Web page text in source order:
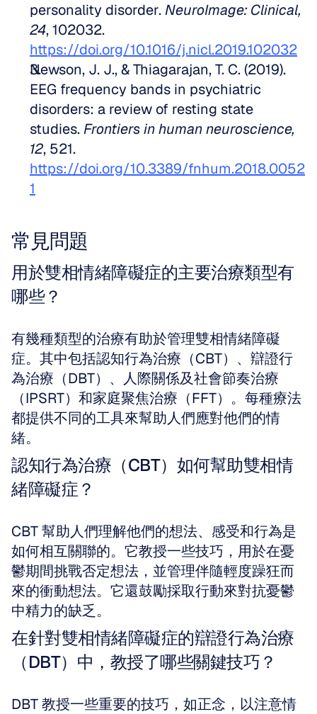
personality disorder. NeuroImage: Clinical,
24
https://doi.org/10.1016/j.nicl.2019.102032
Newson, J. J., & Thiagarajan, T. C. (2019).
EEG frequency bands in psychiatric
disorders: a review of resting state
studies. Frontiers in human neuroscience,
12
https://doi.org/10.3389/fnhum.2018.0052
1
常見問題
用於雙相情緒障礙症的主要治療類型有
哪些？
有幾種類型的治療有助於管理雙相情緒障礙
症。其中包括認知行為治療（CBT）、辯證行
為治療（DBT）、人際關係及社會節奏治療
（IPSRT）和家庭聚焦治療（FFT）。每種療法
都提供不同的工具來幫助人們應對他們的情
緒。
認知行為治療（CBT）如何幫助雙相情
緒障礙症？
CBT 幫助人們理解他們的想法、感受和行為是
如何相互關聯的。它教授一些技巧，用於在憂
鬱期間挑戰否定想法，並管理伴隨輕度躁狂而
來的衝動想法。它還鼓勵採取行動來對抗憂鬱
中精力的缺乏。
在針對雙相情緒障礙症的辯證行為治療
（DBT）中，教授了哪些關鍵技巧？
DBT 教授一些重要的技巧，如正念，以注意情